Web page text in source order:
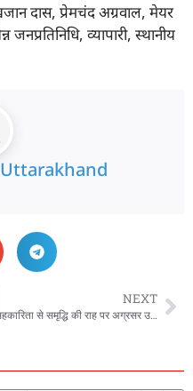
दास, प्रेमचंद अग्रवाल, मेयर
व्यापारी, स्थानीय
NEXT
सहकारिता से समृद्धि की राह पर अग्रसर उत्तराखंड, मुख्यमंत्री धामी ने श्रीनगर में दिया नवाचार और सशक्तिकरण का संदेश